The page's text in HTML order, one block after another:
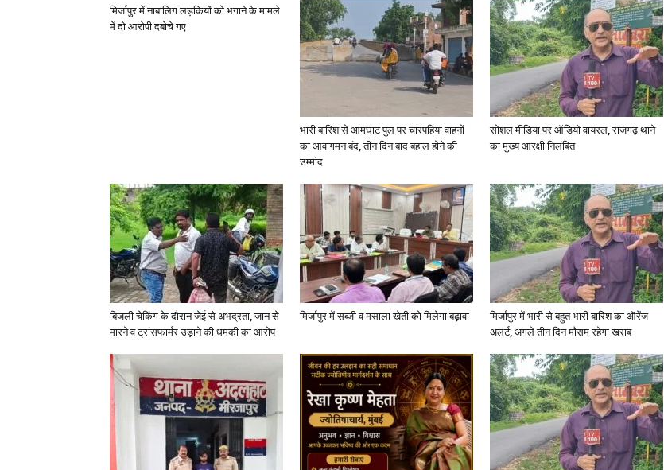
मिर्जापुर में नाबालिग लड़कियों को भगाने के मामले
में दो आरोपी दबोचे गए
भारी बारिश से आमघाट पुल पर चारपहिया वाहनों
का आवागमन बंद, तीन दिन बाद बहाल होने की
उम्मीद
सोशल मीडिया पर ऑडियो वायरल, राजगढ़ थाने
का मुख्य आरक्षी निलंबित
बिजली चेकिंग के दौरान जेई से अभद्रता, जान से
मारने व ट्रांसफार्मर उड़ाने की धमकी का आरोप
मिर्जापुर में सब्जी व मसाला खेती को मिलेगा बढ़ावा
मिर्जापुर में भारी से बहुत भारी बारिश का ऑरेंज
अलर्ट, अगले तीन दिन मौसम रहेगा खराब